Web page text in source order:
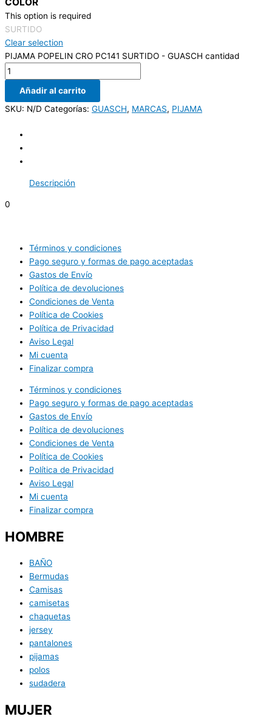
This option is required
SURTIDO
Clear selection
PIJAMA POPELIN CRO PC141 SURTIDO - GUASCH cantidad
Añadir al carrito
SKU: N/D Categorías: GUASCH, MARCAS, PIJAMA
Descripción
0
Términos y condiciones
Pago seguro y formas de pago aceptadas
Gastos de Envío
Política de devoluciones
Condiciones de Venta
Política de Cookies
Política de Privacidad
Aviso Legal
Mi cuenta
Finalizar compra
Términos y condiciones
Pago seguro y formas de pago aceptadas
Gastos de Envío
Política de devoluciones
Condiciones de Venta
Política de Cookies
Política de Privacidad
Aviso Legal
Mi cuenta
Finalizar compra
HOMBRE
BAÑO
Bermudas
Camisas
camisetas
chaquetas
jersey
pantalones
pijamas
polos
sudadera
MUJER